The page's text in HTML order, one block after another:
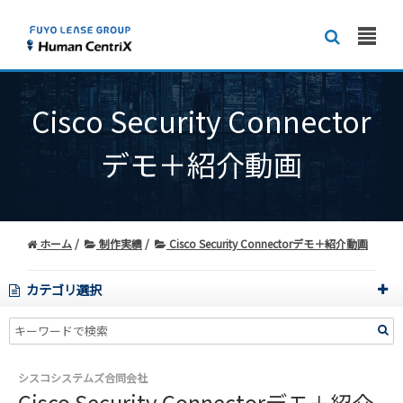
Cisco Security Connector
デモ＋紹介動画
ホーム 制作実績 Cisco Security Connectorデモ＋紹介動画
カテゴリ選択
シスコシステムズ合同会社